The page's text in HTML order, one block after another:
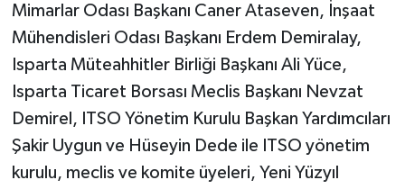
Mimarlar Odası Başkanı Caner Ataseven, İnşaat
Mühendisleri Odası Başkanı Erdem Demiralay,
Isparta Müteahhitler Birliği Başkanı Ali Yüce,
Isparta Ticaret Borsası Meclis Başkanı Nevzat
Demirel, ITSO Yönetim Kurulu Başkan Yardımcıları
Şakir Uygun ve Hüseyin Dede ile ITSO yönetim
kurulu, meclis ve komite üyeleri, Yeni Yüzyıl